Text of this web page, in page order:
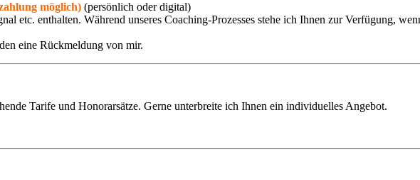
möglich) (persönlich oder digital)
etc. enthalten. Während unseres Coaching-Prozesses stehe ich Ihnen zur Verfügung,
eine Rückmeldung von mir.
Tarife und Honorarsätze. Gerne unterbreite ich Ihnen ein individuelles Angebot.